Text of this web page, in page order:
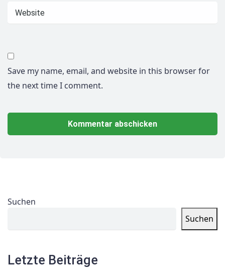
Save my name, email, and website in this browser for
the next time I comment.
Suchen
Suchen
Letzte Beiträge